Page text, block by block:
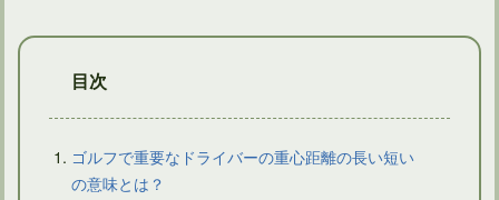
目次
ゴルフで重要なドライバーの重心距離の長い短い
の意味とは？